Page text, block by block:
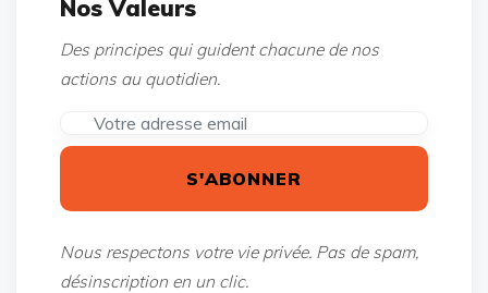
Nos Valeurs
Des principes qui guident chacune de nos
actions au quotidien.
S'ABONNER
Nous respectons votre vie privée. Pas de spam,
désinscription en un clic.